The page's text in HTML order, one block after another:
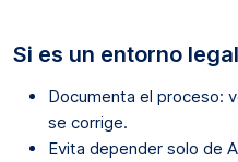
Si es un entorno
Documenta el proceso:
se corrige.
Evita depender solo de